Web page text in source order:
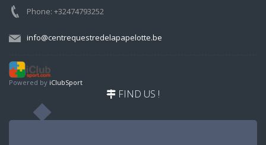
Phone: +32474793252
info@centrequestredelapapelotte.be
Powered by iClubSport
FIND US !